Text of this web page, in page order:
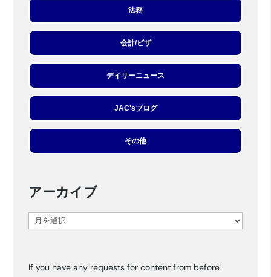
法務
会計/ビザ
デイリーニュース
JAC'sブログ
その他
アーカイブ
ア
イ
If you have any requests for content from before